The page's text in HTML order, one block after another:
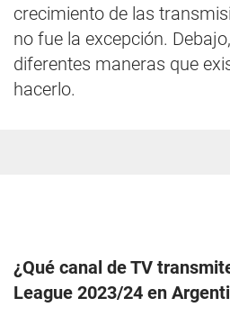
crecimiento de las
no fue la excepción.
diferentes maneras que
hacerlo.
¿Qué canal de TV
League 2023/24 en